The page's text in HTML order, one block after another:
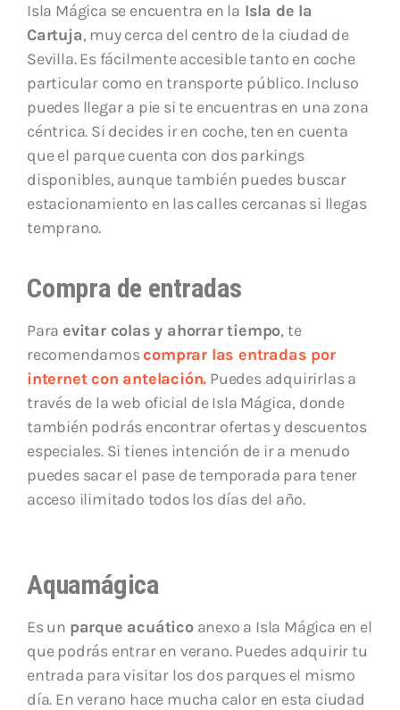
Isla Mágica se encuentra en la Isla de la
Cartuja, muy cerca del centro de la ciudad de
Sevilla. Es fácilmente accesible tanto en coche
particular como en transporte público. Incluso
puedes llegar a pie si te encuentras en una zona
céntrica. Si decides ir en coche, ten en cuenta
que el parque cuenta con dos parkings
disponibles, aunque también puedes buscar
estacionamiento en las calles cercanas si llegas
temprano.
Compra de entradas
Para evitar colas y ahorrar tiempo, te
recomendamoscomprar las entradas por
internet con antelación. Puedes adquirirlas a
través de la web oficial de Isla Mágica, donde
también podrás encontrar ofertas y descuentos
especiales. Si tienes intención de ir a menudo
puedes sacar el pase de temporada para tener
acceso ilimitado todos los días del año.
Aquamágica
Es un parque acuáticoanexo a Isla Mágica en el
que podrás entrar en verano. Puedes adquirir tu
entrada para visitar los dos parques el mismo
día. En verano hace mucha calor en esta ciudad